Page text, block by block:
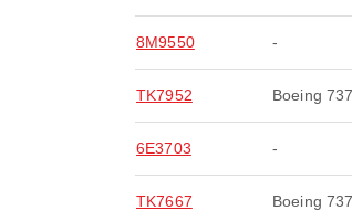
8M9550 -
TK7952 Boeing 737
6E3703 -
TK7667 Boeing 737